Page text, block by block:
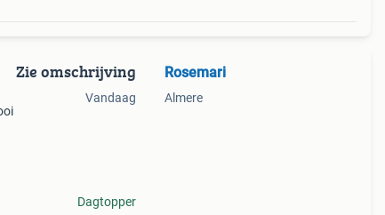
Zie omschrijving
Vandaag
Dagtopper
Rosemari
Almere